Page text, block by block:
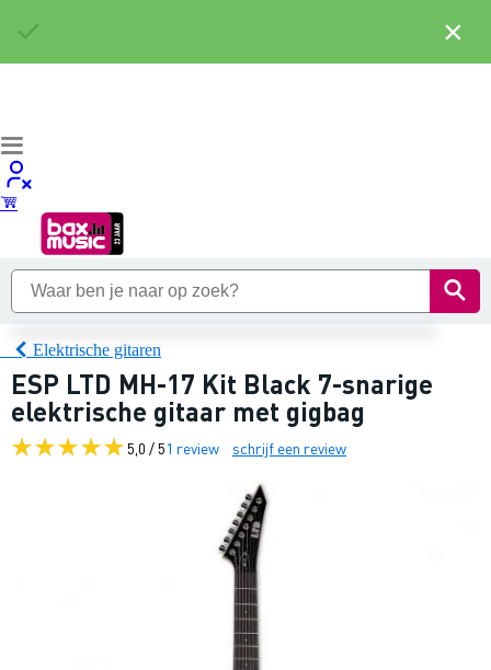
Elektrische gitaren
ESP LTD MH-17 Kit Black 7-snarige
elektrische gitaar met gigbag
5,0 / 51 review schrijf een review
×